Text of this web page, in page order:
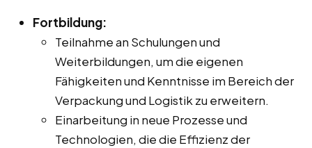
Fortbildung:
Teilnahme an Schulungen und
Weiterbildungen, um die eigenen
Fähigkeiten und Kenntnisse im Bereich der
Verpackung und Logistik zu erweitern.
Einarbeitung in neue Prozesse und
Technologien, die die Effizienz der